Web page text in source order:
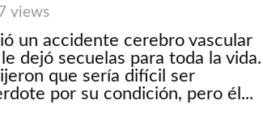
views
un accidente cerebro vascular
dejó secuelas para toda la vida.
que sería difícil ser
por su condición, pero él...